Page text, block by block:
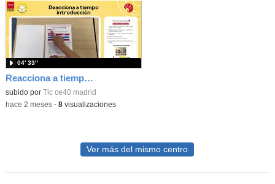
Reacciona a tiempo: programación y reflejos con Micro:bit
subido por Tic ce40 madrid
04′ 33″
-hace 2 meses- 8visualizaciones
Ver más del mismo centro